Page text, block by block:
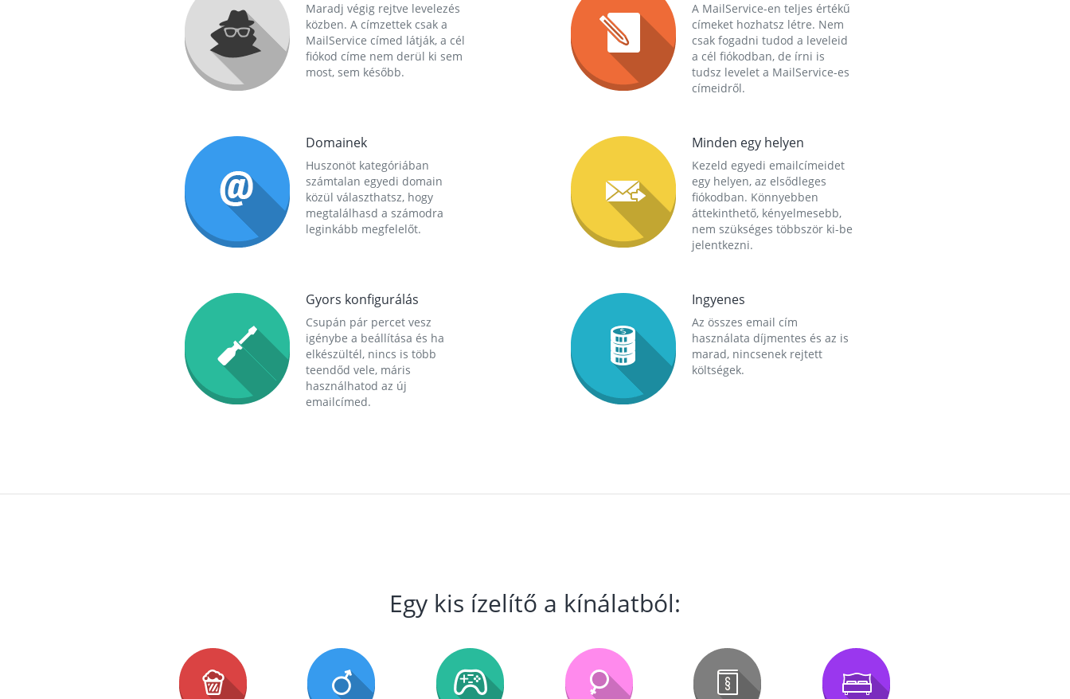
Maradj végig rejtve levelezés
közben. A címzettek csak a
MailService címed látják, a cél
fiókod címe nem derül ki sem
most, sem később.
A MailService-en teljes értékű
címeket hozhatsz létre. Nem
csak fogadni tudod a leveleid
a cél fiókodban, de írni is
tudsz levelet a MailService-es
címeidről.
Domainek
Huszonöt kategóriában
számtalan egyedi domain
közül választhatsz, hogy
megtalálhasd a számodra
leginkább megfelelőt.
Minden egy helyen
Kezeld egyedi emailcímeidet
egy helyen, az elsődleges
fiókodban. Könnyebben
áttekinthető, kényelmesebb,
nem szükséges többször ki-be
jelentkezni.
Gyors konfigurálás
Csupán pár percet vesz
igénybe a beállítása és ha
elkészültél, nincs is több
teendőd vele, máris
használhatod az új
emailcímed.
Ingyenes
Az összes email cím
használata díjmentes és az is
marad, nincsenek rejtett
költségek.
Egy kis ízelítő a kínálatból: